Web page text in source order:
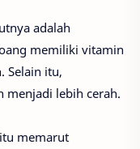
adalah
memiliki vitamin
Selain itu,
menjadi lebih cerah.
memarut